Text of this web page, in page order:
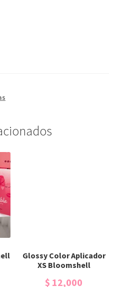
Glossy Color Aplicador
XS Bloomshell
$ 12,000